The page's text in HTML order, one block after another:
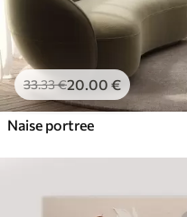
33.33€20.00 €
Naise portree